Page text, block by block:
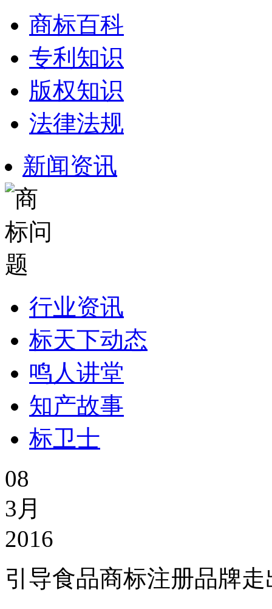
商标百科
专利知识
版权知识
法律法规
新闻资讯
行业资讯
标天下动态
鸣人讲堂
知产故事
标卫士
08
3月
2016
引导食品商标注册品牌走